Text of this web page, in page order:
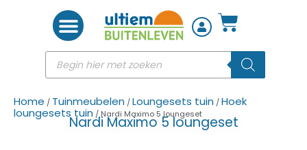
Home / Tuinmeubelen /Loungesets tuin /Hoek
loungesets tuin / Nardi Maximo 5 loungeset
Nardi Maximo 5 loungeset